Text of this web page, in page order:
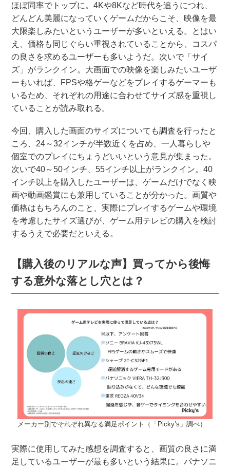
ほぼ同率でトップに。4Kや8Kなど時代を追うにつれ、
どんどん美麗になっていくゲームだからこそ、映像を最
大限楽しみたいというユーザーが多いといえる。とはい
え、価格も同じぐらい重視されていることから、コスパ
の良さを求めるユーザーも多いようだ。次いで「サイ
ズ」がランクイン。大画面での映像を楽しみたいユーザ
ーもいれば、FPSや格ゲーなどをプレイするゲーマーも
いるため、それぞれの用途に合わせてサイズ感を重視し
ていることが読み取れる。
今回、購入した画面のサイズについても調査を行ったと
ころ、24～32インチが半数近くを占め、一人暮らしや
個室でのプレイにちょうどいいという意見が集まった。
次いで40～50インチ、55インチ以上がランクイン。40
インチ以上を購入したユーザーは、ゲームだけでなく映
画や動画鑑賞にも兼用していることが分かった。画質や
価格はもちろんのこと、実際にプレイするゲームや環境
を考慮したサイズ選びが、ゲーム用テレビの購入を検討
するうえで必要だといえる。
【購入後のリアルな声】買ってから後悔
する意外な落とし穴とは？
メーカー別でそれぞれ異なる満足ポイント（「Picky’s」調べ）
実際に使用してみた感想を調査すると、画質の良さに満
足しているユーザーが最も多いという結果に。パナソニ